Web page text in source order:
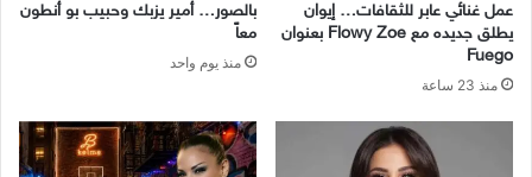
عمل غنائي عابر للثقافات… إيوان
يطلق جديده مع Flowy Zoe بعنوان
Fuego
منذ 23 ساعة
بالصور… أمير يزبك وحبيب بو أنطون
معاً
منذ يوم واحد